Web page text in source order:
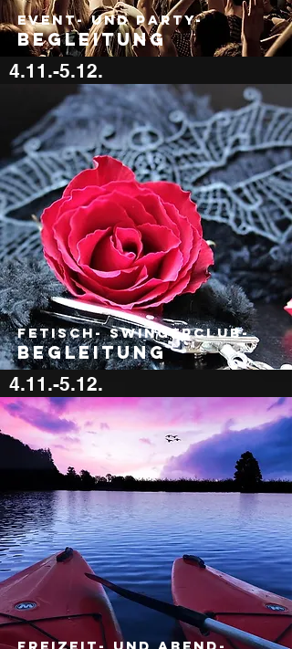
Event- und Party-
begleitung
4.11.-5.12.
600 €
Fetisch- swingerclub-
Begleitung
4.11.-5.12.
600 €